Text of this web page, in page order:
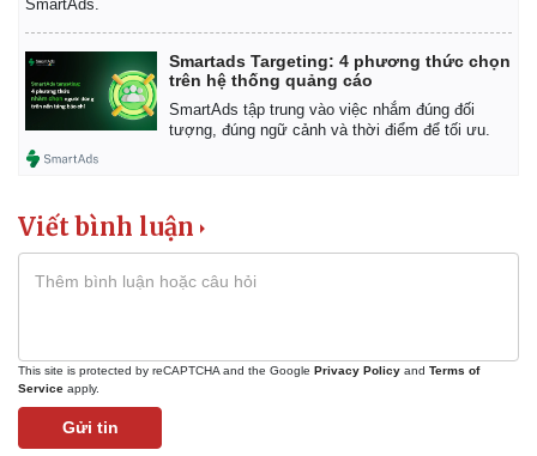
SmartAds.
Smartads Targeting: 4 phương thức chọn
trên hệ thống quảng cáo
SmartAds tập trung vào việc nhắm đúng đối
tượng, đúng ngữ cảnh và thời điểm để tối ưu.
Viết bình luận
This site is protected by reCAPTCHA and the Google Privacy Policy and Terms of
Service apply.
Gửi tin